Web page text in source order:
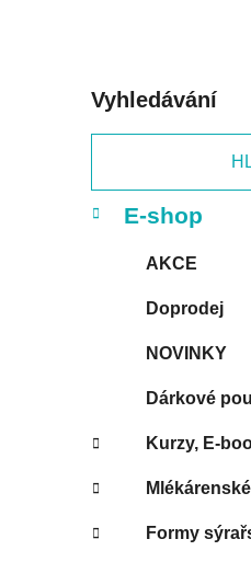
Vyhledávání
kategorie
K
a
E-shop
AKCE
Doprodej
NOVINKY
Dárkové
Kurzy, E-
Formy